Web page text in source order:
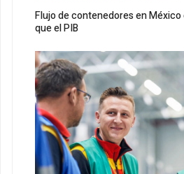
Flujo de contenedores en
que el PIB